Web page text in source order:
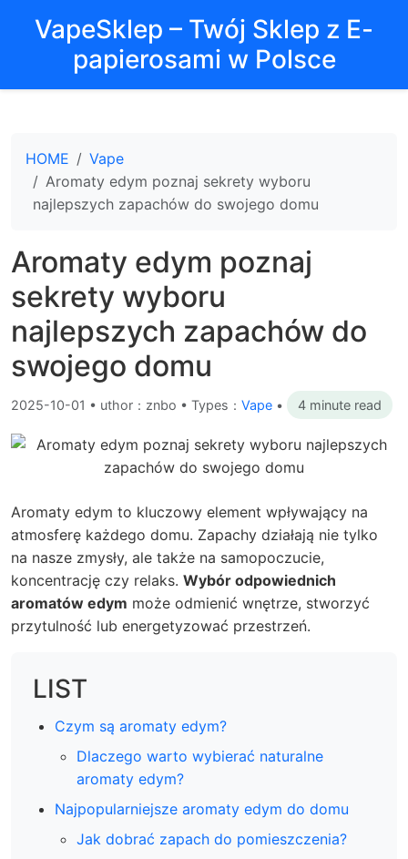
VapeSklep – Twój Sklep z E-
papierosami w Polsce
HOME
Vape
Aromaty edym poznaj sekrety wyboru
najlepszych zapachów do swojego domu
Aromaty edym poznaj
sekrety wyboru
najlepszych zapachów do
swojego domu
2025-10-01 • uthor：znbo • Types： Vape • 4 minute read
Aromaty edym to kluczowy element wpływający na
atmosferę każdego domu. Zapachy działają nie tylko
na nasze zmysły, ale także na samopoczucie,
koncentrację czy relaks. Wybór odpowiednich
aromatów edym może odmienić wnętrze, stworzyć
przytulność lub energetyzować przestrzeń.
LIST
Czym są aromaty edym?
Dlaczego warto wybierać naturalne
aromaty edym?
Najpopularniejsze aromaty edym do domu
Jak dobrać zapach do pomieszczenia?